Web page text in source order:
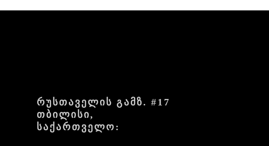
რუსთაველის გამზ. #17
თბილისი,
საქართველო: